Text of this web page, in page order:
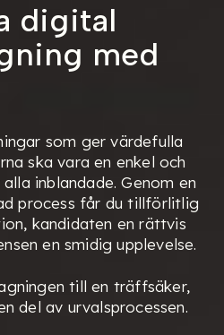
digital
med
som ger värdefulla
ska vara en enkel och
inblandade. Genom en
process får du tillförlitlig
kandidaten en rättvis
en smidig upplevelse.
till en träffsäker,
del av urvalsprocessen.